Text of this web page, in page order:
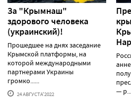
За "Крымнаш"
здорового человека
(украинский)!
Прошедшее на днях заседание
Крымской платформы, на
которой международными
партнерами Украины
громко......
24 АВГУСТА'2022
—